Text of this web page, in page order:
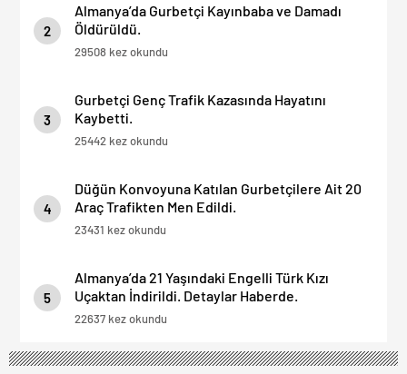
2
Almanya’da Gurbetçi Kayınbaba ve Damadı
Öldürüldü.
29508 kez okundu
3
Gurbetçi Genç Trafik Kazasında Hayatını
Kaybetti.
25442 kez okundu
4
Düğün Konvoyuna Katılan Gurbetçilere Ait 20
Araç Trafikten Men Edildi.
23431 kez okundu
5
Almanya’da 21 Yaşındaki Engelli Türk Kızı
Uçaktan İndirildi. Detaylar Haberde.
22637 kez okundu